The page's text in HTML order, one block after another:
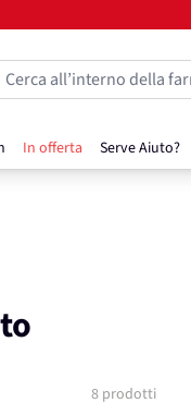
In offerta Serve Aiuto?
Cerca all’interno della
8prodotti